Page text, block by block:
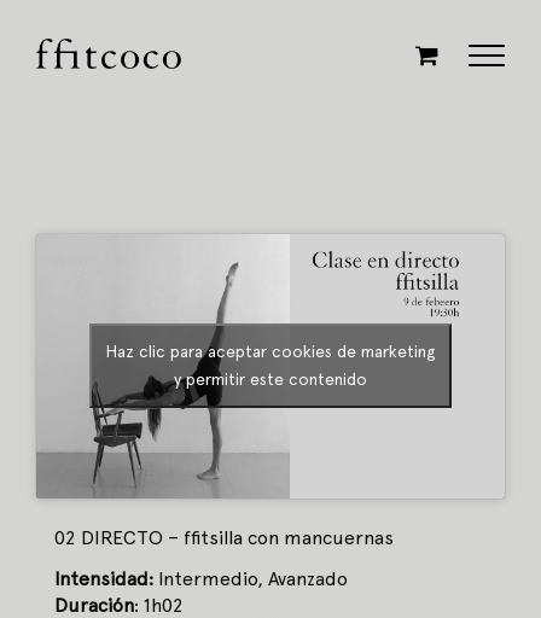
contenido
Haz clic para aceptar cookies de marketing
y permitir este contenido
02 DIRECTO – ffitsilla con mancuernas
Intensidad: Intermedio, Avanzado
Duración: 1h02